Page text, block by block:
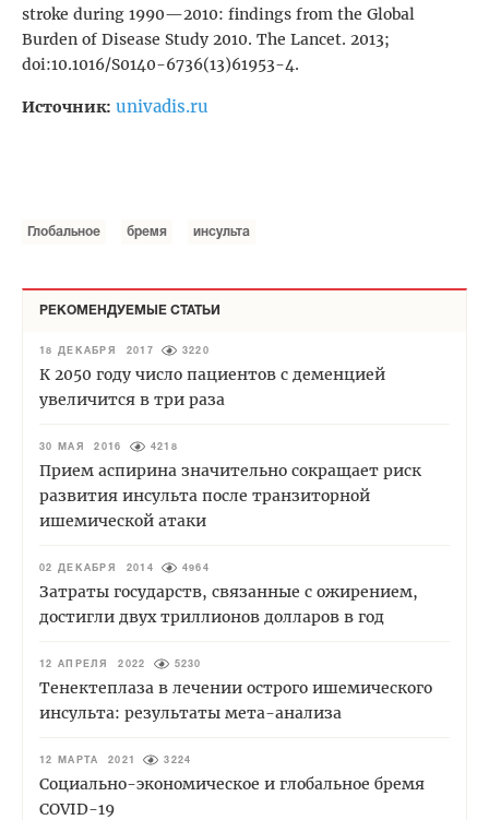
stroke during 1990—2010: findings from the Global
Burden of Disease Study 2010. The Lancet. 2013;
doi:10.1016/S0140-6736(13)61953-4.
Источник: univadis.ru
Глобальное бремя инсульта
РЕКОМЕНДУЕМЫЕ СТАТЬИ
18 ДЕКАБРЯ 2017 3220
К 2050 году число пациентов с деменцией
увеличится в три раза
30 МАЯ 2016 4218
Прием аспирина значительно сокращает риск
развития инсульта после транзиторной
ишемической атаки
02 ДЕКАБРЯ 2014 4964
Затраты государств, связанные с ожирением,
достигли двух триллионов долларов в год
12 АПРЕЛЯ 2022 5230
Тенектеплаза в лечении острого ишемического
инсульта: результаты мета-анализа
12 МАРТА 2021 3224
Социально-экономическое и глобальное бремя
COVID-19